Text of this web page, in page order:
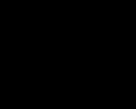
à Paris
Photographie Initiation à